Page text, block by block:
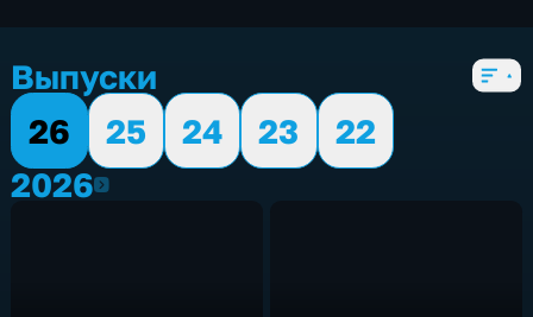
Выпуски
26
25 24 23
22
20262026